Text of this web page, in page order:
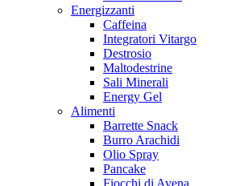
Energizzanti
Caffeina
Integratori Vitargo
Destrosio
Maltodestrine
Sali Minerali
Energy Gel
Alimenti
Barrette Snack
Burro Arachidi
Olio Spray
Pancake
Fiocchi di Avena